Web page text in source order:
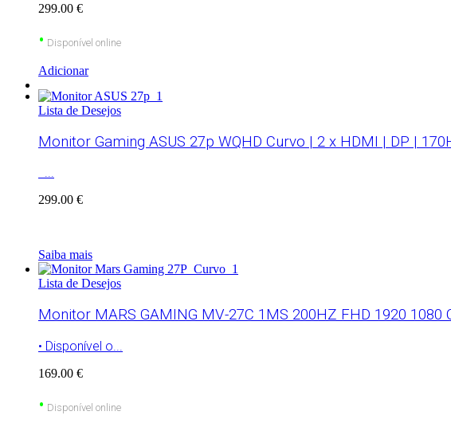
299.00 €
• Disponível online
Adicionar
Lista de Desejos
Monitor Gaming ASUS 27p WQHD Curvo | 2 x HDMI | DP |
...
299.00 €
Saiba mais
Lista de Desejos
Monitor MARS GAMING MV-27C 1MS 200HZ FHD 1920 1080
• Disponível o...
169.00 €
• Disponível online